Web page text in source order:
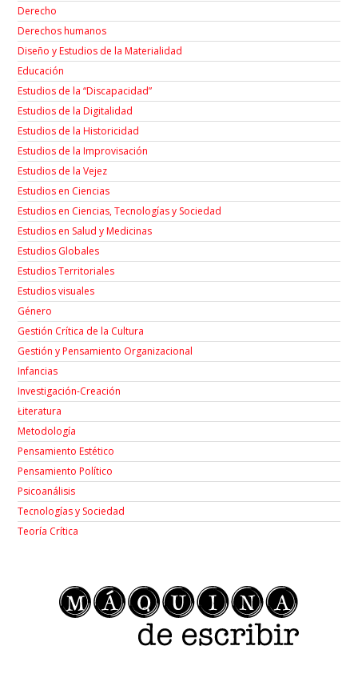
Derecho
Derechos humanos
Diseño y Estudios de la Materialidad
Educación
Estudios de la “Discapacidad”
Estudios de la Digitalidad
Estudios de la Historicidad
Estudios de la Improvisación
Estudios de la Vejez
Estudios en Ciencias
Estudios en Ciencias, Tecnologías y Sociedad
Estudios en Salud y Medicinas
Estudios Globales
Estudios Territoriales
Estudios visuales
Género
Gestión Crítica de la Cultura
Gestión y Pensamiento Organizacional
Infancias
Investigación-Creación
Łiteratura
Metodología
Pensamiento Estético
Pensamiento Político
Psicoanálisis
Tecnologías y Sociedad
Teoría Crítica